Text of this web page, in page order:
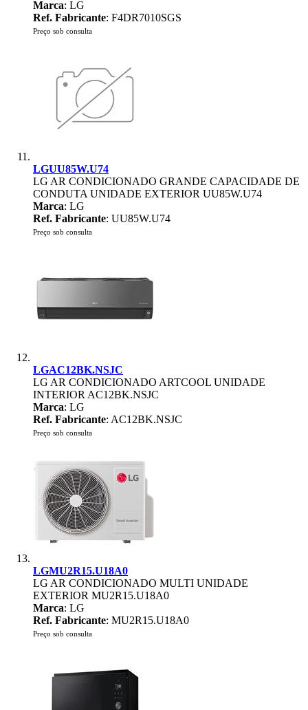
Marca: LG
Ref. Fabricante: F4DR7010SGS
Preço sob consulta
LGUU85W.U74
LG AR CONDICIONADO GRANDE CAPACIDADE DE
CONDUTA UNIDADE EXTERIOR UU85W.U74
Marca: LG
Ref. Fabricante: UU85W.U74
Preço sob consulta
LGAC12BK.NSJC
LG AR CONDICIONADO ARTCOOL UNIDADE
INTERIOR AC12BK.NSJC
Marca: LG
Ref. Fabricante: AC12BK.NSJC
Preço sob consulta
LGMU2R15.U18A0
LG AR CONDICIONADO MULTI UNIDADE
EXTERIOR MU2R15.U18A0
Marca: LG
Ref. Fabricante: MU2R15.U18A0
Preço sob consulta